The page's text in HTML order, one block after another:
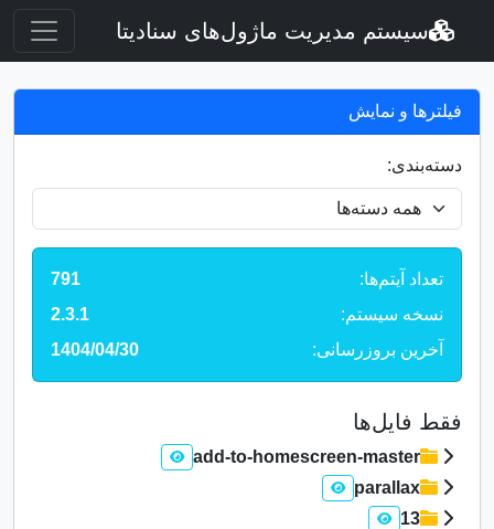
سیستم مدیریت ماژول‌های سنادیتا
فیلترها و نمایش
دسته‌بندی:
تعداد آیتم‌ها:
791
نسخه سیستم:
2.3.1
آخرین بروزرسانی:
1404/04/30
فقط فایل‌ها
add-to-homescreen-master
parallax
13